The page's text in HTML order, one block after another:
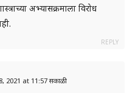
अभ्यासक्रमाला विरोध
REPLY
2021 at 11:57 सकाळी